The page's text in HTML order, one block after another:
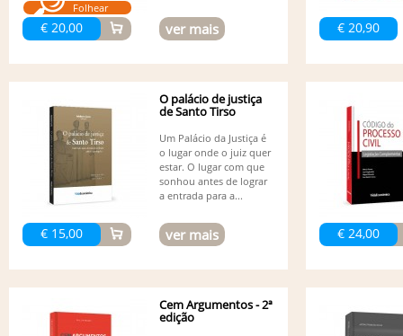
Folhear
€ 20,00 ver mais € 20,90
€ 15,00
O palácio de justiça
de Santo Tirso
Um Palácio da Justiça é
o lugar onde o juiz quer
estar. O lugar com que
sonhou antes de lograr
a entrada para a...
ver mais € 24,00
Cem Argumentos - 2ª
edição